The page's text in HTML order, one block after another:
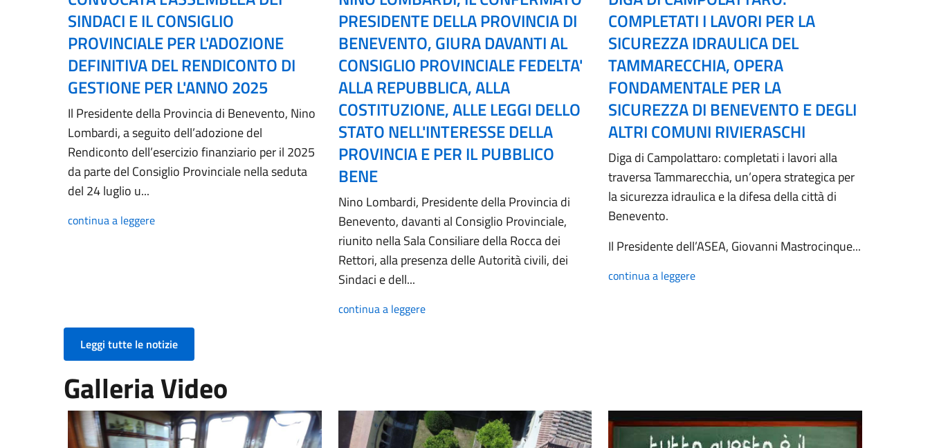
SINDACI E IL CONSIGLIO
PROVINCIALE PER L'ADOZIONE
DEFINITIVA DEL RENDICONTO DI
GESTIONE PER L'ANNO 2025
Il Presidente della Provincia di Benevento, Nino
Lombardi, a seguito dell’adozione del
Rendiconto dell’esercizio finanziario per il 2025
da parte del Consiglio Provinciale nella seduta
del 24 luglio u...
continua a leggere
PRESIDENTE DELLA PROVINCIA DI
BENEVENTO, GIURA DAVANTI AL
CONSIGLIO PROVINCIALE FEDELTA'
ALLA REPUBBLICA, ALLA
COSTITUZIONE, ALLE LEGGI DELLO
STATO NELL'INTERESSE DELLA
PROVINCIA E PER IL PUBBLICO
BENE
Nino Lombardi, Presidente della Provincia di
Benevento, davanti al Consiglio Provinciale,
riunito nella Sala Consiliare della Rocca dei
Rettori, alla presenza delle Autorità civili, dei
Sindaci e dell...
continua a leggere
COMPLETATI I LAVORI PER LA
SICUREZZA IDRAULICA DEL
TAMMARECCHIA, OPERA
FONDAMENTALE PER LA
SICUREZZA DI BENEVENTO E DEGLI
ALTRI COMUNI RIVIERASCHI
Diga di Campolattaro: completati i lavori alla
traversa Tammarecchia, un’opera strategica per
la sicurezza idraulica e la difesa della città di
Benevento.
Il Presidente dell’ASEA, Giovanni Mastrocinque...
continua a leggere
Leggi tutte le notizie
Galleria Video